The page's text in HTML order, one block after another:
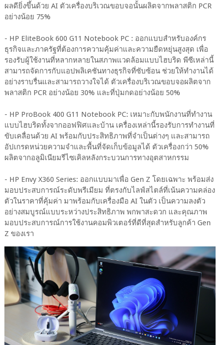
ผลดียิ่งขึ้นด้วย AI ตัวเครื่องบริเวณขอบจอนั้นผลิตจากพลาสติก PCR
อย่างน้อย 75%
- HP EliteBook 600 G11 Notebook PC : ออกแบบสำหรับองค์กร
ธุรกิจและภาครัฐที่ต้องการความคุ้มค่าและความยืดหยุ่นสูงสุด เพื่อ
รองรับผู้ใช้งานที่หลากหลายในสภาพแวดล้อมแบบไฮบริด พีซีเหล่านี้
สามารถจัดการกับแอปพลิเคชันทางธุรกิจที่ซับซ้อน ช่วยให้ทำงานได้
อย่างราบรื่นและสามารถวางใจได้ ตัวเครื่องบริเวณขอบจอผลิตจาก
พลาสติก PCR อย่างน้อย 30% และที่ปุ่มกดอย่างน้อย 50%
- HP ProBook 400 G11 Notebook PC: เหมาะกับพนักงานที่ทำงาน
แบบไฮบริดทั้งจากออฟฟิศและบ้าน เครื่องเหล่านี้รองรับการทำงานที่
ขับเคลื่อนด้วย AI พร้อมกับประสิทธิภาพที่จำเป็นต่างๆ และสามารถ
อัปเกรดหน่วยความจำและพื้นที่จัดเก็บข้อมูลได้ ตัวเครื่องกว่า 50%
ผลิตจากอลูมิเนียมรีไซเคิลหลังกระบวนการทางอุตสาหกรรม
- HP Envy X360 Series: ออกแบบมาเพื่อ Gen Z โดยเฉพาะ พร้อมส่ง
มอบประสบการณ์ระดับพรีเมียม ที่ตรงกับไลฟ์สไตล์ที่เน้นความคล่อง
ตัวในราคาที่คุ้มค่า มาพร้อมกับเครื่องมือ AI ในตัว เป็นความลงตัว
อย่างสมบูรณ์แบบระหว่างประสิทธิภาพ พกพาสะดวก และคุณภาพ
มอบประสบการณ์การใช้งานคอมพิวเตอร์ที่ดีที่สุดสำหรับลูกค้า Gen
Z ของเรา